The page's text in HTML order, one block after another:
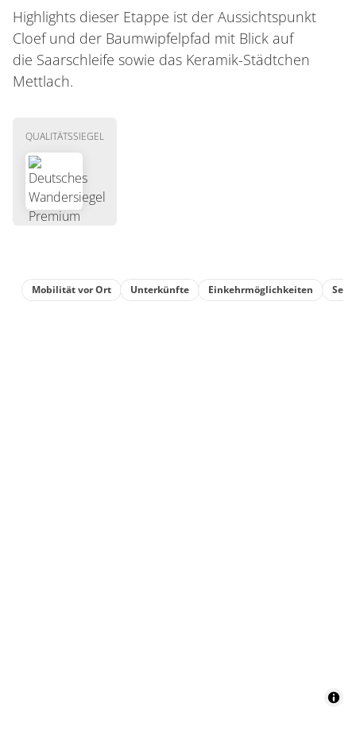
Highlights dieser Etappe ist der Aussichtspunkt
Cloef und der Baumwipfelpfad mit Blick auf
die Saarschleife sowie das Keramik-Städtchen
Mettlach.
QUALITÄTSSIEGEL
Mobilität vor Ort Unterkünfte Einkehrmöglichkeiten